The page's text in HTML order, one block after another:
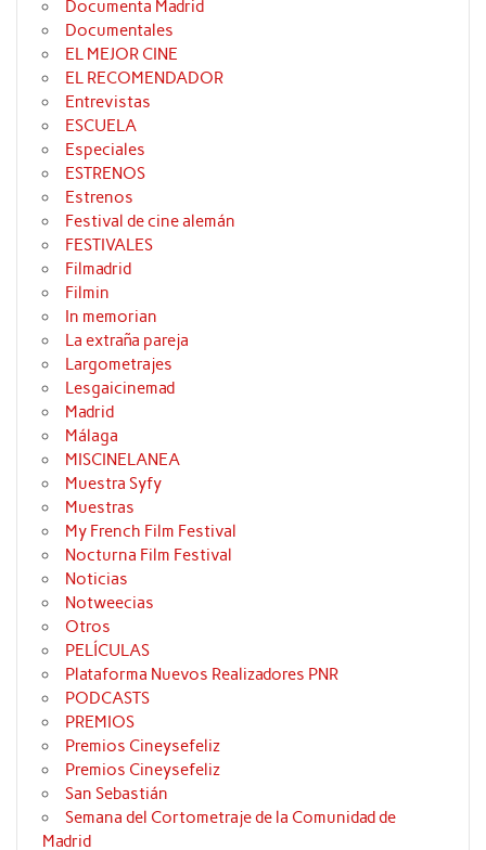
Documenta Madrid
Documentales
EL MEJOR CINE
EL RECOMENDADOR
Entrevistas
ESCUELA
Especiales
ESTRENOS
Estrenos
Festival de cine alemán
FESTIVALES
Filmadrid
Filmin
In memorian
La extraña pareja
Largometrajes
Lesgaicinemad
Madrid
Málaga
MISCINELANEA
Muestra Syfy
Muestras
My French Film Festival
Nocturna Film Festival
Noticias
Notweecias
Otros
PELÍCULAS
Plataforma Nuevos Realizadores PNR
PODCASTS
PREMIOS
Premios Cineysefeliz
Premios Cineysefeliz
San Sebastián
Semana del Cortometraje de la Comunidad de
Madrid